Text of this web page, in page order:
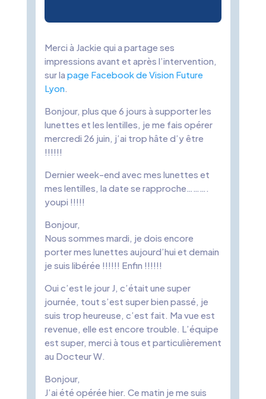
Merci à Jackie qui a partage ses
impressions avant et après l’intervention,
sur la page Facebook de Vision Future
Lyon.
Bonjour, plus que 6 jours à supporter les
lunettes et les lentilles, je me fais opérer
mercredi 26 juin, j’ai trop hâte d’y être
!!!!!!
Dernier week-end avec mes lunettes et
mes lentilles, la date se rapproche……….
youpi !!!!!
Bonjour,
Nous sommes mardi, je dois encore
porter mes lunettes aujourd’hui et demain
je suis libérée !!!!!! Enfin !!!!!!
Oui c’est le jour J, c’était une super
journée, tout s’est super bien passé, je
suis trop heureuse, c’est fait. Ma vue est
revenue, elle est encore trouble. L’équipe
est super, merci à tous et particulièrement
au Docteur W.
Bonjour,
J’ai été opérée hier. Ce matin je me suis